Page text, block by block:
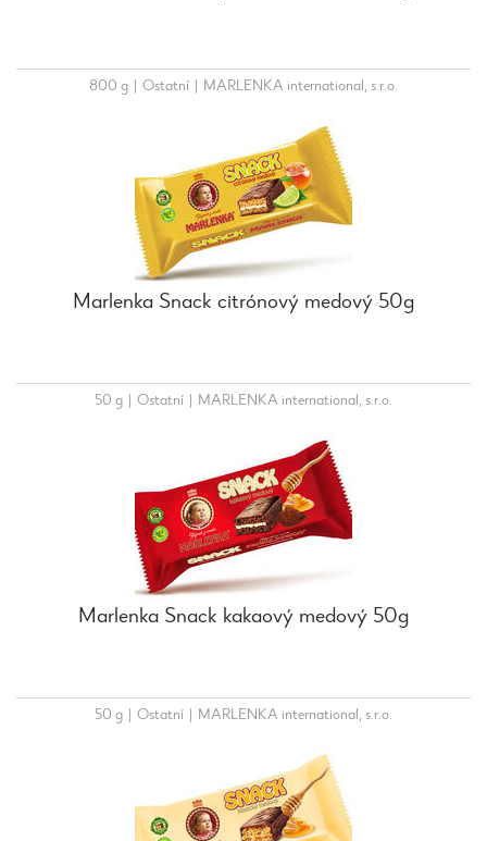
800 g Ostatní MARLENKA international, s.r.o.
Marlenka Snack citrónový medový 50g
50 g Ostatní MARLENKA international, s.r.o.
Marlenka Snack kakaový medový 50g
50 g Ostatní MARLENKA international, s.r.o.